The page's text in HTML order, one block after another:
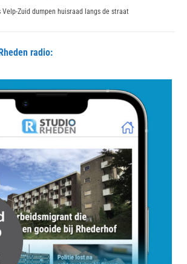
Velp-Zuid dumpen huisraad langs de straat
radio: